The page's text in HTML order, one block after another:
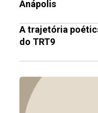
Anápolis
A trajetória
do TRT9